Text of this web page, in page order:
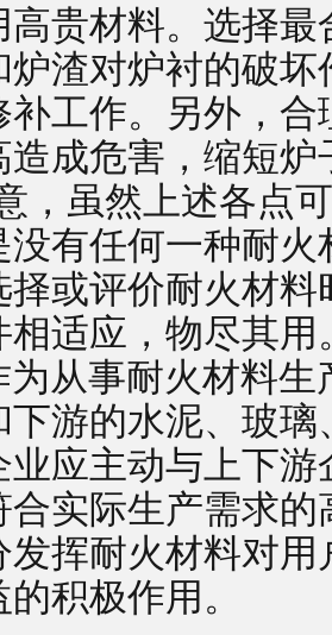
高贵材料。选择
炉渣对炉衬的破
补工作。另外，
造成危害，缩短炉
虽然上述各点
没有任何一种耐
择或评价耐火材
相适应，物尽其
事耐火材料生
下游的水泥、玻
业应主动与上下
合实际生产需求
发挥耐火材料对
积极作用。